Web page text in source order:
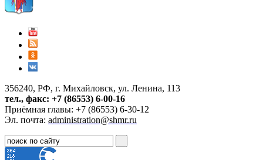
356240, РФ, г. Михайловск, ул. Ленина, 113
тел., факс: +7 (86553) 6-00-16
Приёмная главы: +7 (86553) 6-30-12
Эл. почта: administration@shmr.ru